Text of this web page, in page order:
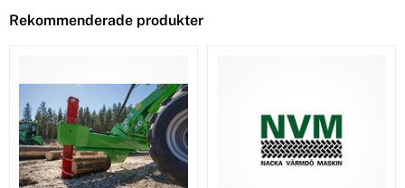
Rekommenderade produkter